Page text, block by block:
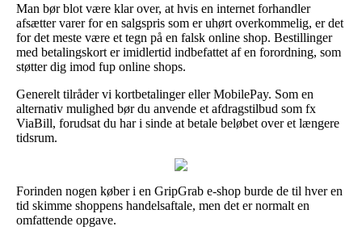
Man bør blot være klar over, at hvis en internet forhandler
afsætter varer for en salgspris som er uhørt overkommelig, er det
for det meste være et tegn på en falsk online shop. Bestillinger
med betalingskort er imidlertid indbefattet af en forordning, som
støtter dig imod fup online shops.
Generelt tilråder vi kortbetalinger eller MobilePay. Som en
alternativ mulighed bør du anvende et afdragstilbud som fx
ViaBill, forudsat du har i sinde at betale beløbet over et længere
tidsrum.
Forinden nogen køber i en GripGrab e-shop burde de til hver en
tid skimme shoppens handelsaftale, men det er normalt en
omfattende opgave.